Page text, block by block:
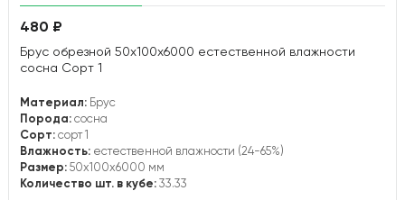
480 ₽
Брус обрезной 50х100х6000 естественной влажности
сосна Сорт 1
Материал: Брус
Порода: сосна
Сорт: сорт 1
Влажность: естественной влажности (24-65%)
Размер: 50x100x6000 мм
Количество шт. в кубе: 33.33